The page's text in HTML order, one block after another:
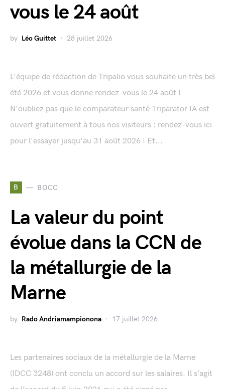
vous le 24 août
by Léo Guittet 28 juillet 2026
L'équipe de rédaction de Tripalio vous souhaite un très bel
été 2026 et vous donne rendez-vous le 24 août !
N'oubliez pas que le comparateur santé Triparator IA est
ouvert gratuitement à tous nos visiteurs : rendez-vous ici
pour l'essayer jusqu'au 31 août 2026 ! Et...
B BOCC
La valeur du point
évolue dans la CCN de
la métallurgie de la
Marne
by Rado Andriamampionona 17 juillet 2026
Les partenaires sociaux de la métallurgie de la Marne
(IDCC 3248) ont conclu un accord sur les salaires. Il s’agit